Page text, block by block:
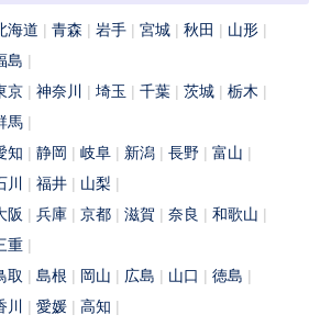
海道 青森 岩手 宮城 秋田
山形
島
京 神奈川 埼玉 千葉 茨城
栃木
馬
知 静岡 岐阜 新潟 長野
富山
川
福井
山梨
阪 兵庫 京都 滋賀 奈良
和歌山
重
取 島根 岡山 広島 山口
徳島
川
愛媛
高知